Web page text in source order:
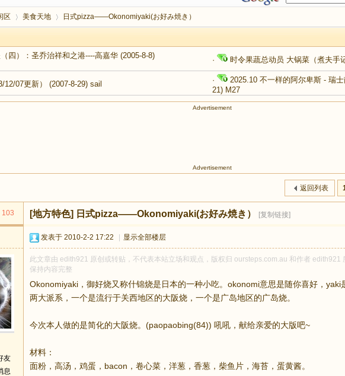
区 美食天地 日式pizza——Okonomiyaki(お好み焼き）
四）：圣乔治祥和之港----高嘉华 (2005-8-8)
· 时令果蔬总动员 大锅菜（煮夫手
12/07更新） (2007-8-29) sail ·
2025.10 不一样的阿尔卑斯 - 瑞
21) M27
Advertisement
Advertisement
返回列表
103 [地方特色] 日式pizza——Okonomiyaki(お好み焼き） [复制链接]
友
息
发表于 2010-2-2 17:22 显示全部楼层
此文章由 edith921 原创或转贴，不代表本站立场和观点，版权归 oursteps.com.au 和作者 edith921
保持内容完整
Okonomiyaki，御好烧又称什锦烧是日本的一种小吃。okonomi意思是随你喜好，
两大派系，一个是流行于关西地区的大阪烧，一个是广岛地区的广岛烧。
今次本人做的是简化的大阪烧。(paopaobing(84)) 吼吼，献给亲爱的大版吧~
材料：
面粉，高汤，鸡蛋，bacon，卷心菜，洋葱，香葱，柴鱼片，海苔，蛋黄酱。